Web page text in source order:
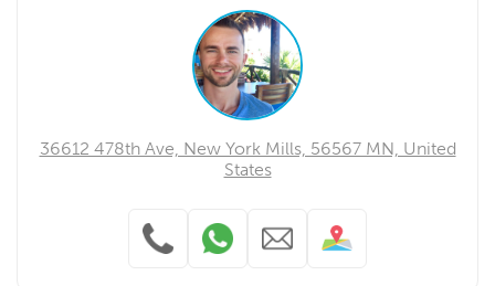
36612 478th Ave, New York Mills, 56567 MN, United
States